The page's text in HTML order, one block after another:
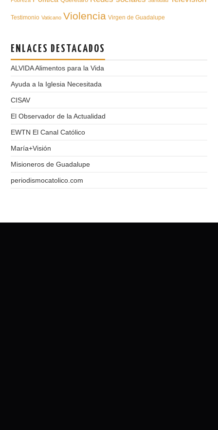
Testimonio Vaticano Violencia Virgen de Guadalupe
ENLACES DESTACADOS
ALVIDA Alimentos para la Vida
Ayuda a la Iglesia Necesitada
CISAV
El Observador de la Actualidad
EWTN El Canal Católico
María+Visión
Misioneros de Guadalupe
periodismocatolico.com